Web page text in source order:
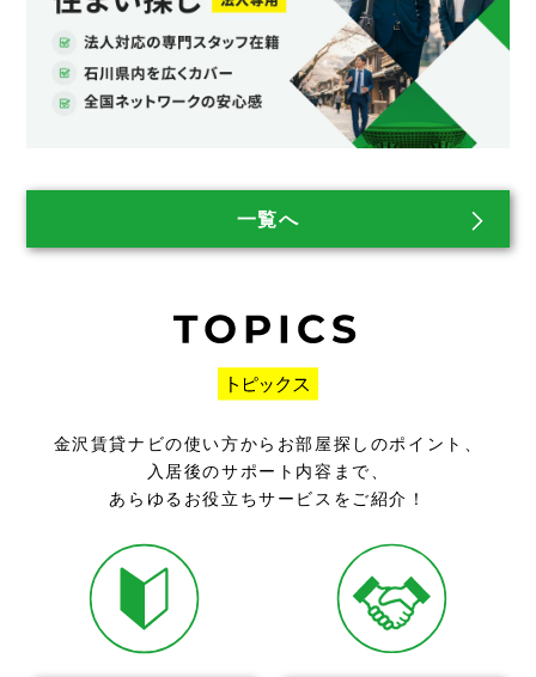
一覧へ
金沢賃貸ナビの使い方からお部屋探しのポイント、
入居後のサポート内容まで、
あらゆるお役立ちサービスをご紹介！